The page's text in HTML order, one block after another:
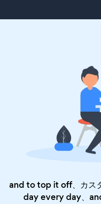
and to top it off、カス
day every day、